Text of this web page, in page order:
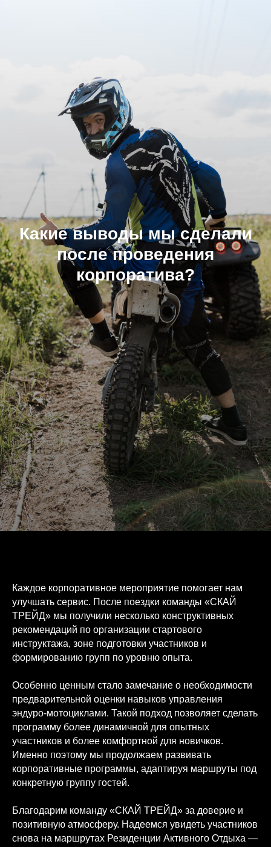
Какие выводы мы сделали
после проведения
корпоратива?
Каждое корпоративное мероприятие помогает нам
улучшать сервис. После поездки команды «СКАЙ
ТРЕЙД» мы получили несколько конструктивных
рекомендаций по организации стартового
инструктажа, зоне подготовки участников и
формированию групп по уровню опыта.
Особенно ценным стало замечание о необходимости
предварительной оценки навыков управления
эндуро-мотоциклами. Такой подход позволяет сделать
программу более динамичной для опытных
участников и более комфортной для новичков.
Именно поэтому мы продолжаем развивать
корпоративные программы, адаптируя маршруты под
конкретную группу гостей.
Благодарим команду «СКАЙ ТРЕЙД» за доверие и
позитивную атмосферу. Надеемся увидеть участников
снова на маршрутах Резиденции Активного Отдыха —